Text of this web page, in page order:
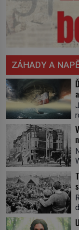
ZÁHADY A